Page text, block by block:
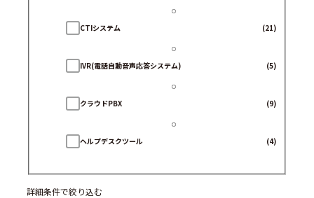
CTIシステム (21)
IVR(電話自動音声応答システム) (5)
クラウドPBX (9)
ヘルプデスクツール (4)
Web接客ツール (2)
詳細条件で絞り込む